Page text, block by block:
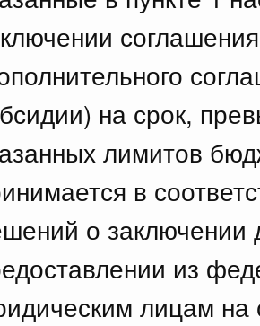
на срок,
лимитов
в
о заключении
из
лицам